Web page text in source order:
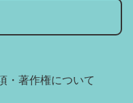
・著作権について